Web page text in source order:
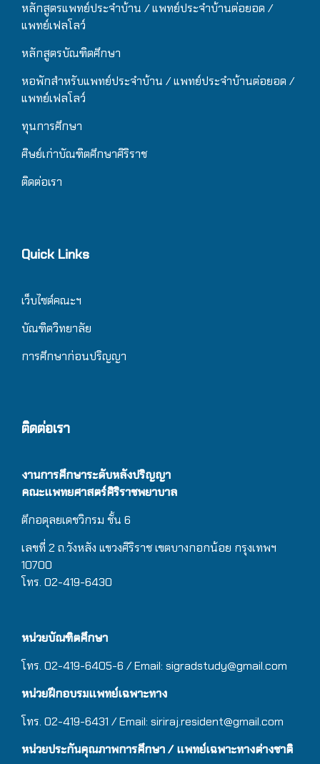
หลักสูตรแพทย์ประจำบ้าน / แพทย์ประจำบ้านต่อยอด /
แพทย์เฟลโลว์
หลักสูตรบัณฑิตศึกษา
หอพักสำหรับแพทย์ประจำบ้าน / แพทย์ประจำบ้านต่อยอด /
แพทย์เฟลโลว์
ทุนการศึกษา
ศิษย์เก่าบัณฑิตศึกษาศิริราช
ติดต่อเรา
Quick Links
เว็บไซต์คณะฯ
บัณฑิตวิทยาลัย
การศึกษาก่อนปริญญา
ติดต่อเรา
งานการศึกษาระดับหลังปริญญา
คณะแพทยศาสตร์ศิริราชพยาบาล
ตึกอดุลยเดชวิกรม ชั้น 6
เลขที่ 2 ถ.วังหลัง แขวงศิริราช เขตบางกอกน้อย กรุงเทพฯ
10700
โทร. 02-419-6430
หน่วยบัณฑิตศึกษา
โทร. 02-419-6405-6 / Email: sigradstudy@gmail.com
หน่วยฝึกอบรมแพทย์เฉพาะทาง
โทร. 02-419-6431 / Email: siriraj.resident@gmail.com
หน่วยประกันคุณภาพการศึกษา / แพทย์เฉพาะทางต่างชาติ